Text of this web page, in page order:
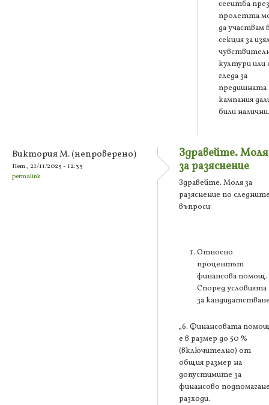
сееитба през
пролетта
да участвам
секция за
култури или
гледа за
предишната
кампания
били налични.
Виктория М. (непроверено)
Пет., 21/11/2025 - 12:33
permalink
Здравейте. Моля
за разяснение
Здравейте. Моля за
разяснение по
въпроси:
Относно
процентът
финансова помощ.
Според условията
за
„6. Финансовата
е в размер до 50 %
(включително) от
общия размер на
допустимите за
финансово
разходи.